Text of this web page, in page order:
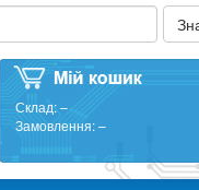
Склад:–
Замовлення:–